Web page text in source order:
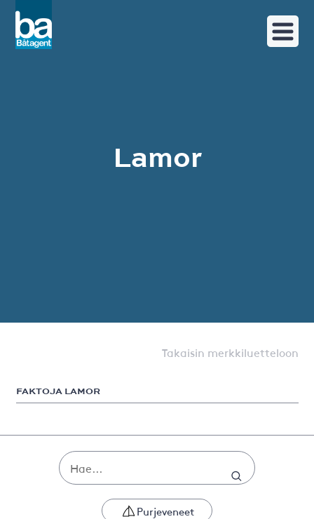
Lamor
Takaisin merkkiluetteloon
FAKTOJA LAMOR
Purjeveneet